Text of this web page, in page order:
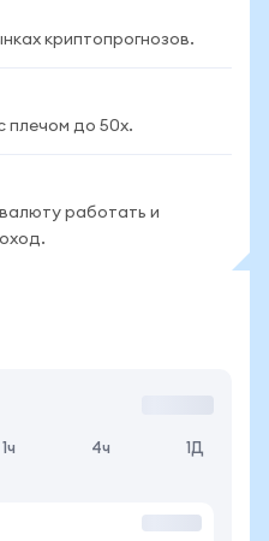
криптопрогнозов.
плечом до 50x.
работать и
1ч 4ч 1Д